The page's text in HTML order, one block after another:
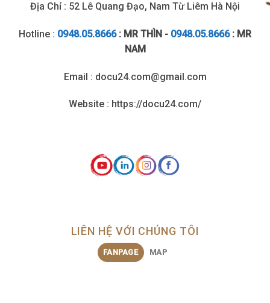
Địa Chỉ : 52 Lê Quang Đạo, Nam Từ Liêm Hà Nội
Hotline : 0948.05.8666 : MR THÌN - 0948.05.8666: MR
NAM
Email : docu24.com@gmail.com
Website : https://docu24.com/
LIÊN HỆ VỚI CHÚNG TÔI
FANPAGE MAP